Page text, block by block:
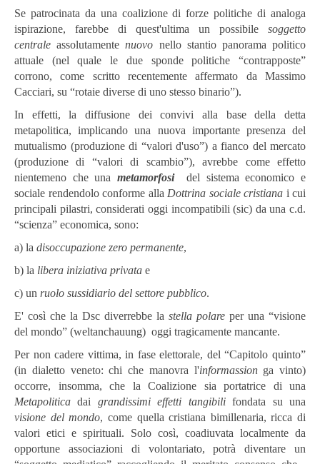
Se patrocinata da una coalizione di forze politiche di analoga
ispirazione, farebbe di quest'ultima un possibile soggetto
centrale assolutamentenuovo nello stantio panorama politico
attuale (nel quale le due sponde politiche “contrapposte”
corrono, come scritto recentemente affermato da Massimo
Cacciari, su “rotaie diverse di uno stesso binario”).
In effetti, la diffusione dei convivi alla base della detta
metapolitica, implicando una nuova importante presenza del
mutualismo (produzione di “valori d'uso”) a fianco del mercato
(produzione di “valori di scambio”), avrebbe come effetto
nientemeno che una metamorfosidel sistema economico e
sociale rendendolo conforme alla Dottrina sociale cristiana i cui
principali pilastri, considerati oggi incompatibili (sic) da una c.d.
“scienza” economica, sono:
a) la disoccupazione zero permanente,
b) la libera iniziativa privata e
c) un ruolo sussidiario del settore pubblico.
E' così che la Dsc diverrebbe la stella polare per una “visione
del mondo” (weltanchauung) oggi tragicamente mancante.
Per non cadere vittima, in fase elettorale, del “Capitolo quinto”
(in dialetto veneto: chi che manovra l'informassion ga vinto)
occorre, insomma, che la Coalizione sia portatrice di una
Metapolitica dai grandissimi effetti tangibilifondata su una
visione del mondo, come quella cristiana bimillenaria, ricca di
valori etici e spirituali. Solo così, coadiuvata localmente da
opportune associazioni di volontariato, potrà diventare un